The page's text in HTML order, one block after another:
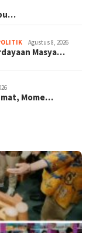
Agustus 8, 2026
Masya…
Mome…